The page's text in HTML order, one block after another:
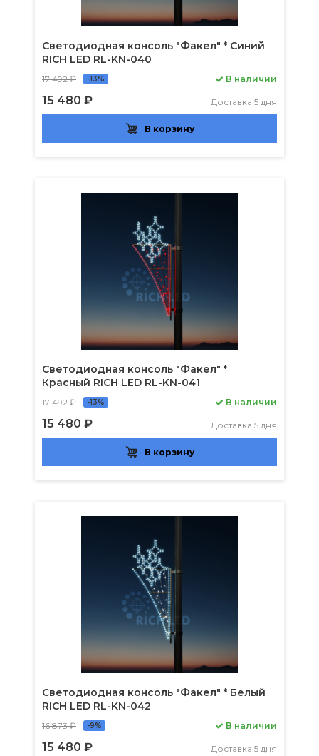
Светодиодная консоль "Факел" * Синий
RICH LED RL-KN-040
17 492 ₽ -13%
15 480 ₽
В наличии
Доставка 5 дня
В корзину
Светодиодная консоль "Факел" *
Красный RICH LED RL-KN-041
17 492 ₽ -13%
15 480 ₽
В наличии
Доставка 5 дня
В корзину
Светодиодная консоль "Факел" * Белый
RICH LED RL-KN-042
16 873 ₽ -9%
15 480 ₽
В наличии
Доставка 5 дня